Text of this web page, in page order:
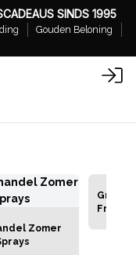
SINDS 1995
Gouden Beloning
Zomer
Frisse